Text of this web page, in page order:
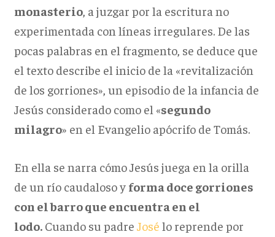
monasterio, a juzgar por la escritura no
experimentada con líneas irregulares. De las
pocas palabras en el fragmento, se deduce que
el texto describe el inicio de la «revitalización
de los gorriones», un episodio de la infancia de
Jesús considerado como el «segundo
milagro» en el Evangelio apócrifo de Tomás.
En ella se narra cómo Jesús juega en la orilla
de un río caudaloso y forma doce gorriones
con el barro que encuentra en el
lodo.Cuando su padre José lo reprende por